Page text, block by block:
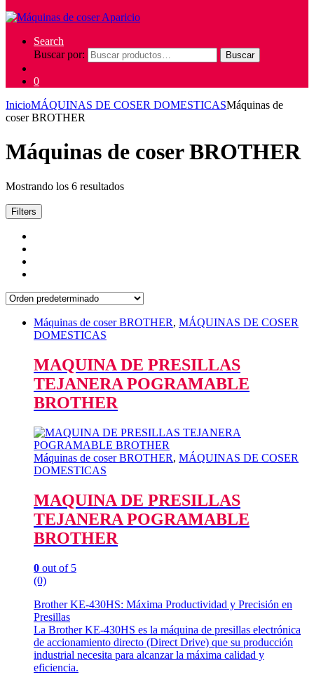
Search
Buscar por:
Buscar
0
InicioMÁQUINAS DE COSER DOMESTICASMáquinas de
coser BROTHER
Máquinas de coser BROTHER
Mostrando los 6 resultados
Filters
Máquinas de coser BROTHER, MÁQUINAS DE COSER
DOMESTICAS
MAQUINA DE PRESILLAS
TEJANERA POGRAMABLE
BROTHER
Máquinas de coser BROTHER, MÁQUINAS DE COSER
DOMESTICAS
MAQUINA DE PRESILLAS
TEJANERA POGRAMABLE
BROTHER
0 out of 5
(0)
Brother KE-430HS: Máxima Productividad y Precisión en
Presillas
La Brother KE-430HS es la máquina de presillas electrónica
de accionamiento directo (Direct Drive) que su producción
industrial necesita para alcanzar la máxima calidad y
eficiencia.